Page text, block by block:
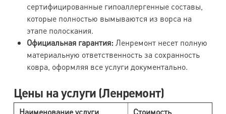
сертифицированные гипоаллергенные составы,
которые полностью вымываются из ворса на
этапе полоскания.
Официальная гарантия: Ленремонт несет полную
материальную ответственность за сохранность
ковра, оформляя все услуги документально.
Цены на услуги (Ленремонт)